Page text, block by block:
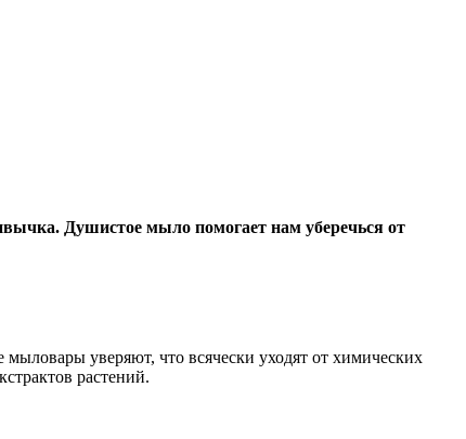
Душистое мыло помогает нам уберечься от
уверяют, что всячески уходят от химических
растений.